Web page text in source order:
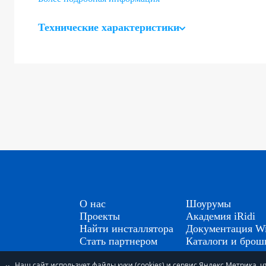
Технические характеристики
О нас
Проекты
Найти инсталлятора
Стать партнером
Шоурумы
Академия iRidi
Документация
Каталоги и